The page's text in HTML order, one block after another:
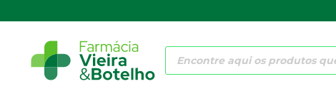
Products
search